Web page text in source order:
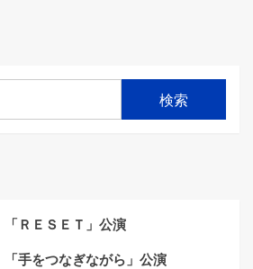
検索
「ＲＥＳＥＴ」公演
「手をつなぎながら」公演